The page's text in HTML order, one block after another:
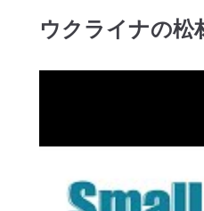
ウクライナの松